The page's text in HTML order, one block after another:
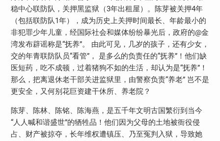
稳中心联防队，关押黑监狱（3年出租屋）。陈芽被关押4年
（包括联防队1年），成为历史上关押时间最长、年龄最小的
非犯罪少年儿童，经国际社会和媒体纷纷暴光后，政府的@金
湾发布辟谣称是“抚养”。 由此可见，几岁的孩子，还有少女，
交的年青联防队员“看管”， 是多么的负责任的“抚养”！他们缺
医短药，吃不成顿，过着猪狗不如的生活，却认为是“抚养”！
那么，把离退休老干部关进监狱里，由警察负责“养老” 岂不是
更安全，又何别花巨资建干休所、养老院？
陈芽、陈林、陈铭、陈海燕，是五千年文明古国繁衍到当今
“人人喊和谐盛世”的牺牲品！他们因为父母的土地被衙役侵
占、财产被掠夺，长年维权遭镇压、乃至冤判入狱，导致她